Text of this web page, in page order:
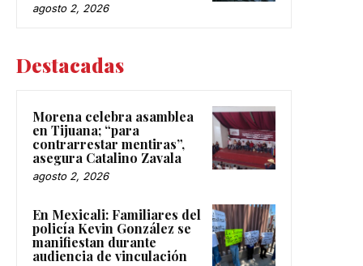
agosto 2, 2026
Destacadas
Morena celebra asamblea
en Tijuana; “para
contrarrestar mentiras”,
asegura Catalino Zavala
agosto 2, 2026
En Mexicali: Familiares del
policía Kevin González se
manifiestan durante
audiencia de vinculación